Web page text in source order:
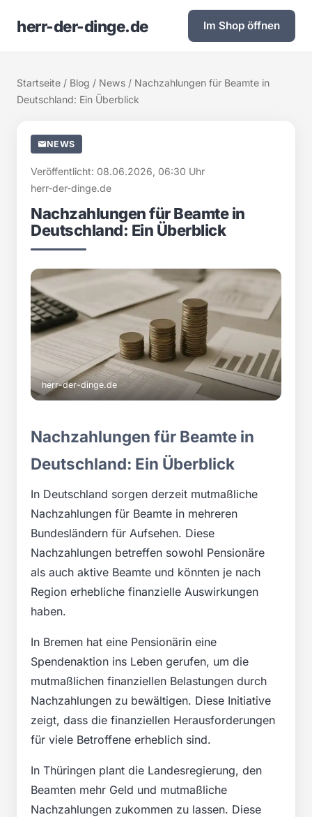
herr-der-dinge.de Im Shop öffnen
Startseite / Blog / News / Nachzahlungen für Beamte in
Deutschland: Ein Überblick
NEWS
Veröffentlicht: 08.06.2026, 06:30 Uhr
herr-der-dinge.de
Nachzahlungen für Beamte in
Deutschland: Ein Überblick
herr-der-dinge.de
Nachzahlungen für Beamte in
Deutschland: Ein Überblick
In Deutschland sorgen derzeit mutmaßliche
Nachzahlungen für Beamte in mehreren
Bundesländern für Aufsehen. Diese
Nachzahlungen betreffen sowohl Pensionäre
als auch aktive Beamte und könnten je nach
Region erhebliche finanzielle Auswirkungen
haben.
In Bremen hat eine Pensionärin eine
Spendenaktion ins Leben gerufen, um die
mutmaßlichen finanziellen Belastungen durch
Nachzahlungen zu bewältigen. Diese Initiative
zeigt, dass die finanziellen Herausforderungen
für viele Betroffene erheblich sind.
In Thüringen plant die Landesregierung, den
Beamten mehr Geld und mutmaßliche
Nachzahlungen zukommen zu lassen. Diese